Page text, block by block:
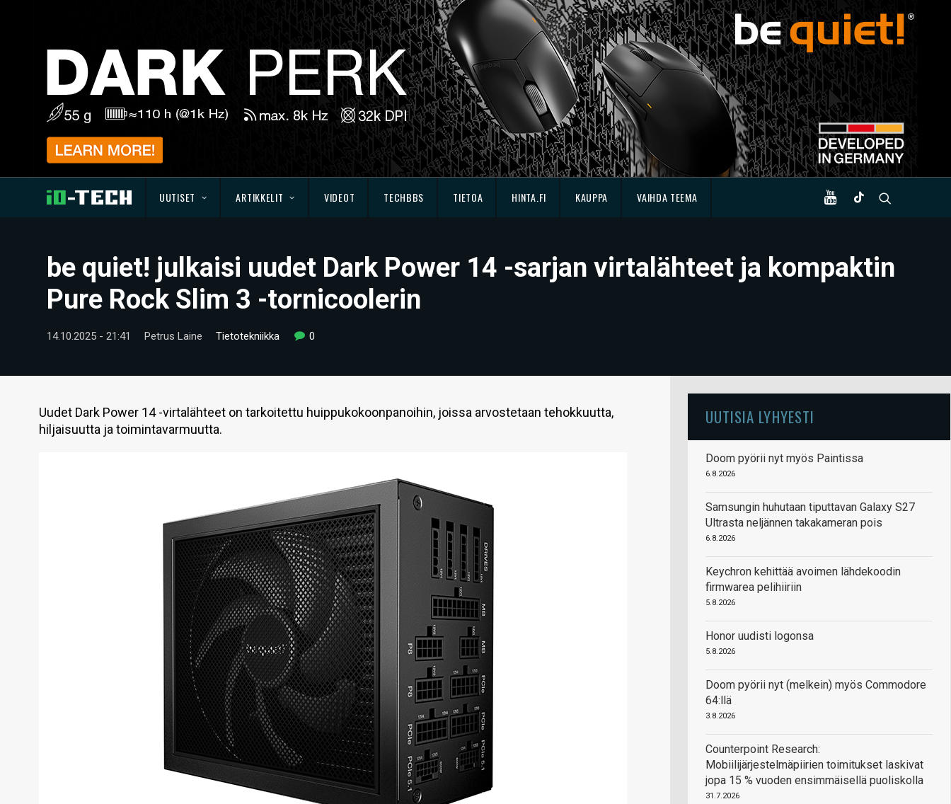
UUTISET ARTIKKELIT VIDEOT TECHBBS TIETOA HINTA.FI KAUPPA VAIHDA TEEMA
be quiet! julkaisi uudet Dark Power 14 -sarjan virtalähteet ja kompaktin
Pure Rock Slim 3 -tornicoolerin
14.10.2025 - 21:41 Petrus Laine Tietotekniikka 0
Uudet Dark Power 14 -virtalähteet on tarkoitettu huippukokoonpanoihin, joissa arvostetaan tehokkuutta,
hiljaisuutta ja toimintavarmuutta.
UUTISIA LYHYESTI
Doom pyörii nyt myös Paintissa
6.8.2026
Samsungin huhutaan tiputtavan Galaxy S27
Ultrasta neljännen takakameran pois
6.8.2026
Keychron kehittää avoimen lähdekoodin
firmwarea pelihiiriin
5.8.2026
Honor uudisti logonsa
5.8.2026
Doom pyörii nyt (melkein) myös Commodore
64:llä
3.8.2026
Counterpoint Research:
Mobiilijärjestelmäpiirien toimitukset laskivat
jopa 15 % vuoden ensimmäisellä puoliskolla
31.7.2026